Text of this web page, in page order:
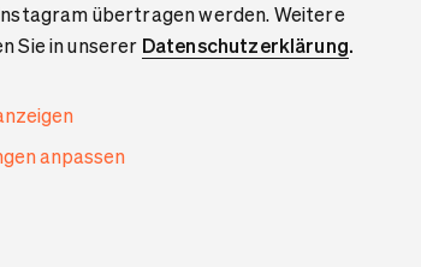
übertragen werden. Weitere
Sie in unserer Datenschutzerklärung.
anpassen